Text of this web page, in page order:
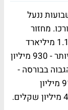
ננעל
מחזור
המסחר היה דליל מאוד גם היום והסתכם ב-1.1 מיליארד
שקלים בלבד. אתמול המחזור היה אף נמוך יותר - 930 מיליון
בבורסה -
61 מיליון שקלים (לעומת ממוצע יומי של 91 מיליון